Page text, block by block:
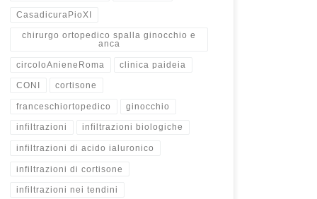
CasadicuraPioXI
chirurgo ortopedico spalla ginocchio e
anca
circoloAnieneRoma clinica paideia
CONI cortisone
franceschiortopedico ginocchio
infiltrazioni infiltrazioni biologiche
infiltrazioni di acido ialuronico
infiltrazioni di cortisone
infiltrazioni nei tendini